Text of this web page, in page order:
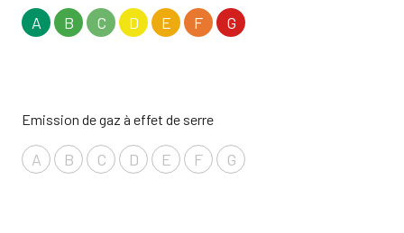
A B C D E F G
Emission de gaz à effet de serre
A B C D E F G